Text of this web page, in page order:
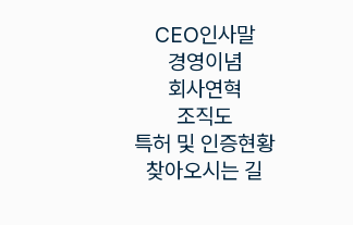
CEO인사말
경영이념
회사연혁
조직도
특허 및 인증현황
찾아오시는 길